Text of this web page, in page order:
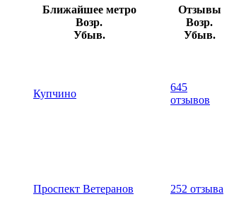
Ближайшее метро
Возр.
Убыв.
Отзывы
Возр.
Убыв.
Купчино
645
отзывов
Проспект Ветеранов 252 отзыва